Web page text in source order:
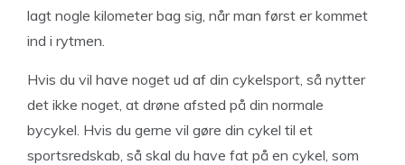
lagt nogle kilometer bag sig, når man først er kommet
ind i rytmen.
Hvis du vil have noget ud af din cykelsport, så nytter
det ikke noget, at drøne afsted på din normale
bycykel. Hvis du gerne vil gøre din cykel til et
sportsredskab, så skal du have fat på en cykel, som